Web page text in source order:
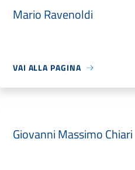
Mario Ravenoldi
VAI ALLA PAGINA
Giovanni Massimo Chiari